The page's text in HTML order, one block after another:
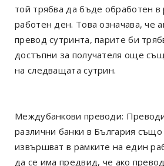
той трябва да бъде обработен в
работен ден. Това означава, че
превод сутринта, парите би
достъпни за получателя още
на следващата сутрин.
Междубанкови преводи:
различни банки в България
извършват в рамките на един
да се има предвид, че ако